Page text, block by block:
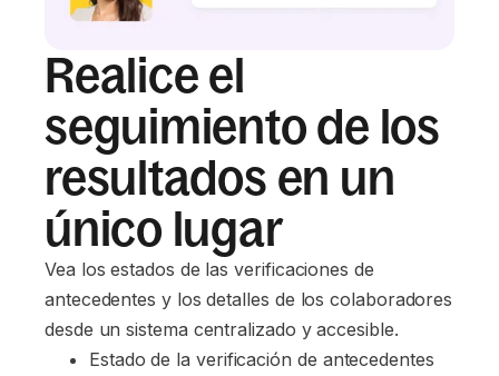
Realice el
seguimiento de los
resultados en un
único lugar
Vea los estados de las verificaciones de
antecedentes y los detalles de los colaboradores
desde un sistema centralizado y accesible.
Estado de la verificación de antecedentes